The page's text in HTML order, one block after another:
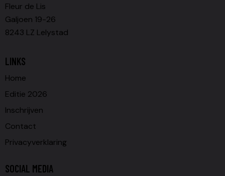
Fleur de Lis
Galjoen 19-26
8243 LZ Lelystad
LINKS
Home
Editie 2026
Inschrijven
Contact
Privacyverklaring
SOCIAL MEDIA